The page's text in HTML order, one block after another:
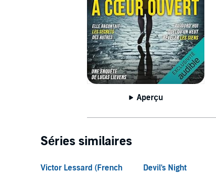
Aperçu
Séries similaires
Victor Lessard (French
Devil's Night